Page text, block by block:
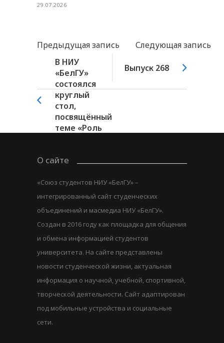
29.07.2026
Предыдущая запись
Следующая запись
В НИУ
«БелГУ»
состоялся
круглый
стол,
посвящённый
теме «Роль
Выпуск 268
О сайте
«Союз студентов НИУ «БелГУ» –
интегрированный сайт студенческих
объединений и масмедиа НИУ «БелГУ».
Создан в 2016 году как площадка для общения
и обмена информацией студентов
университета. На сайте представлены
новости студенческой жизни, актуальная
информация о научной, учебной, спортивной,
творческой деятельности. Сайт адаптирован
под мобильные устройства и социальные
сети.